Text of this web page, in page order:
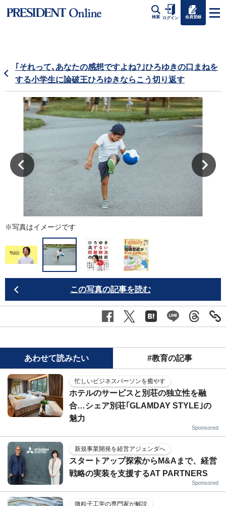
検索 ログイン 会員登録
｢それって､あなたの感想ですよね?｣ひろゆきの口まねを
する小学生に論破王ひろゆきならこう切り返す
※写真はイメージです
この写真の記事を読む
あわせて読みたい #教育の記事
忙しいビジネスパーソンを癒やす
ホテルのサービスと別荘の独立性を融
合…シェア別荘｢GLAMDAY STYLE｣の
魅力
Sponsored
新規事業開発を経営アジェンダへ
スタートアップ探索からM&Aまで、経営
戦略の実装を支援するAT PARTNERS
Sponsored
微粒子工学の専門家が解説